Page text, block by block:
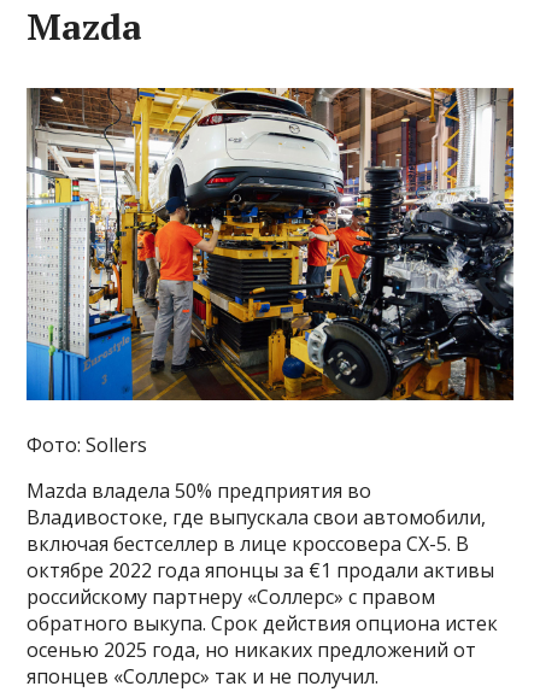
Mazda
Фото: Sollers
Mazda владела 50% предприятия во
Владивостоке, где выпускала свои автомобили,
включая бестселлер в лице кроссовера CX-5. В
октябре 2022 года японцы за €1 продали активы
российскому партнеру «Соллерс» с правом
обратного выкупа. Срок действия опциона истек
осенью 2025 года, но никаких предложений от
японцев «Соллерс» так и не получил.